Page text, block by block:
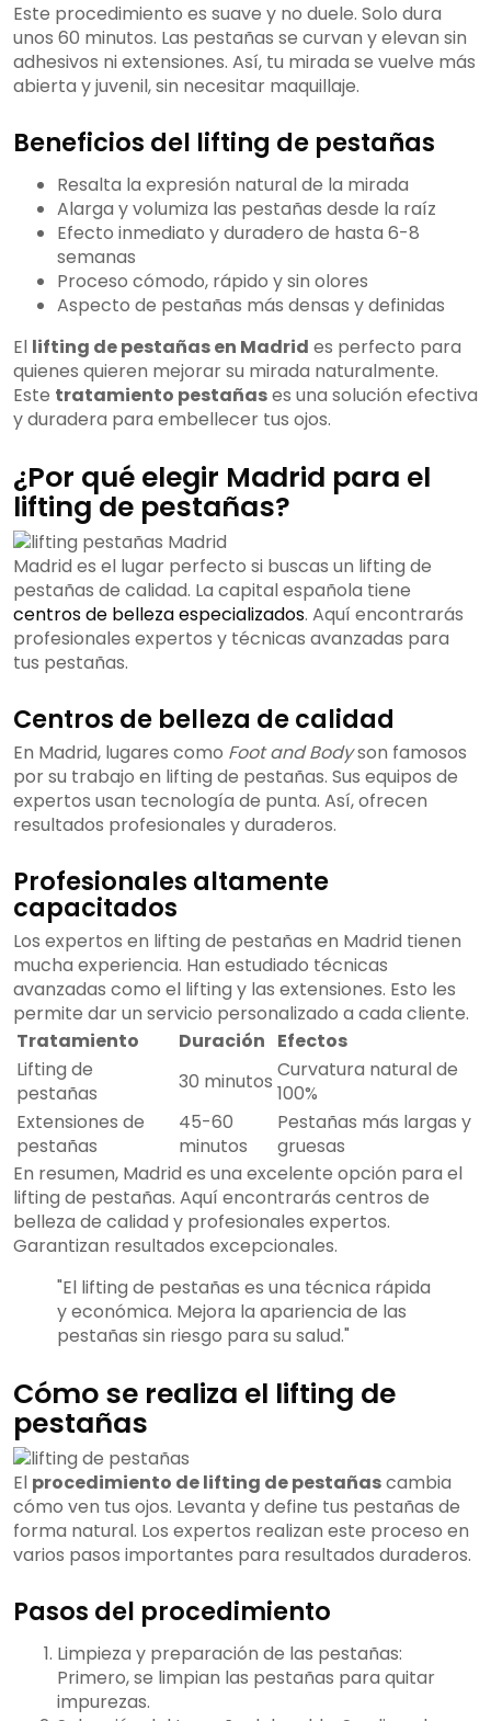
Este procedimiento es suave y no duele. Solo dura
unos 60 minutos. Las pestañas se curvan y elevan sin
adhesivos ni extensiones. Así, tu mirada se vuelve más
abierta y juvenil, sin necesitar maquillaje.
Beneficios del lifting de pestañas
Resalta la expresión natural de la mirada
Alarga y volumiza las pestañas desde la raíz
Efecto inmediato y duradero de hasta 6-8
semanas
Proceso cómodo, rápido y sin olores
Aspecto de pestañas más densas y definidas
El lifting de pestañas en Madrid es perfecto para
quienes quieren mejorar su mirada naturalmente.
Este tratamiento pestañases una solución efectiva
y duradera para embellecer tus ojos.
¿Por qué elegir Madrid para el
lifting de pestañas?
Madrid es el lugar perfecto si buscas un lifting de
pestañas de calidad. La capital española tiene
centros de belleza especializados. Aquí encontrarás
profesionales expertos y técnicas avanzadas para
tus pestañas.
Centros de belleza de calidad
En Madrid, lugares como Foot and Bodyson famosos
por su trabajo en lifting de pestañas. Sus equipos de
expertos usan tecnología de punta. Así, ofrecen
resultados profesionales y duraderos.
Profesionales altamente
capacitados
Los expertos en lifting de pestañas en Madrid tienen
mucha experiencia. Han estudiado técnicas
avanzadas como el lifting y las extensiones. Esto les
permite dar un servicio personalizado a cada cliente.
Tratamiento
Duración Efectos
Lifting de
pestañas
30 minutos Curvatura natural de
100%
Extensiones de
pestañas
45-60
minutos
Pestañas más largas y
gruesas
En resumen, Madrid es una excelente opción para el
lifting de pestañas. Aquí encontrarás centros de
belleza de calidad y profesionales expertos.
Garantizan resultados excepcionales.
"El lifting de pestañas es una técnica rápida
y económica. Mejora la apariencia de las
pestañas sin riesgo para su salud."
Cómo se realiza el lifting de
pestañas
El procedimiento de lifting de pestañascambia
cómo ven tus ojos. Levanta y define tus pestañas de
forma natural. Los expertos realizan este proceso en
varios pasos importantes para resultados duraderos.
Pasos del procedimiento
Limpieza y preparación de las pestañas:
Primero, se limpian las pestañas para quitar
impurezas.